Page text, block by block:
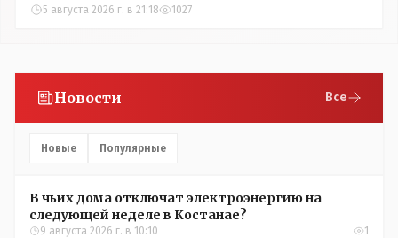
5 августа 2026 г. в 21:18 1027
Новости Все
Новые Популярные
В чьих дома отключат электроэнергию на
следующей неделе в Костанае?
9 августа 2026 г. в 10:10 1